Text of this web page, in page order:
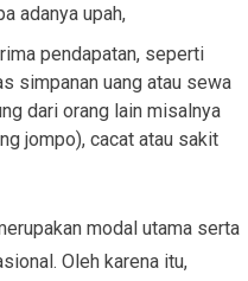
adanya upah,
pendapatan, seperti
simpanan uang atau sewa
dari orang lain misalnya
jompo), cacat atau sakit
modal utama serta
Oleh karena itu,